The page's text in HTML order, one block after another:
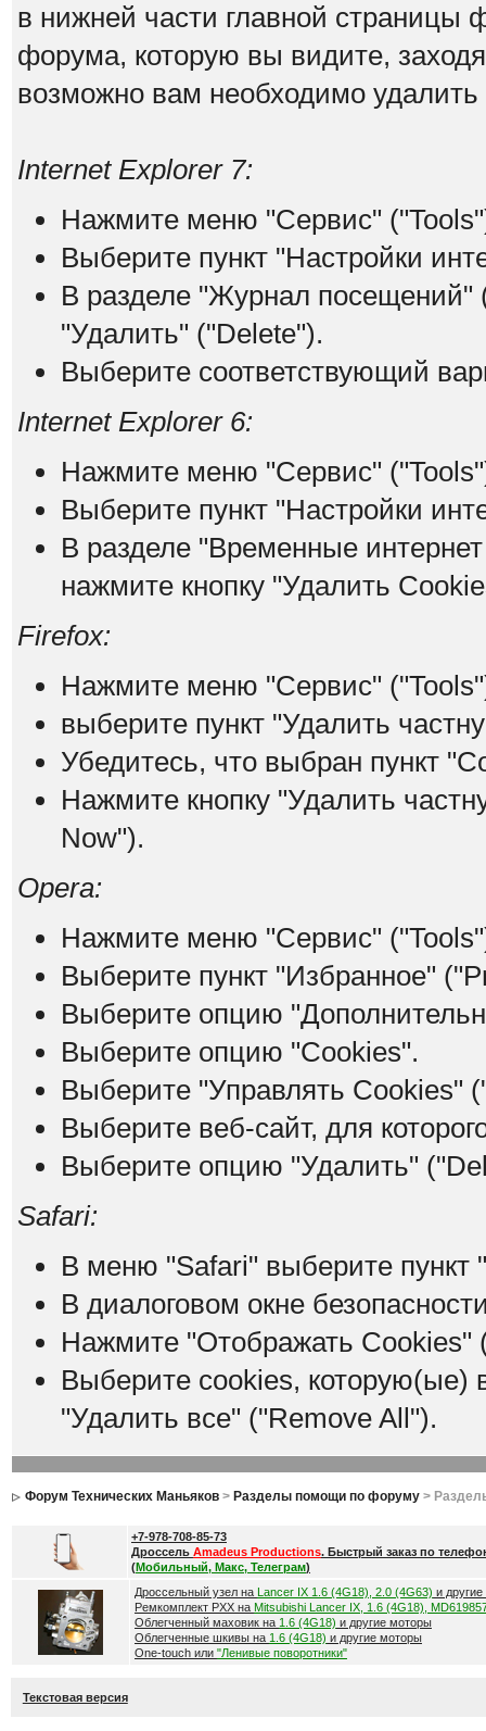
в нижней части главной страницы
форума, которую вы видите,
возможно вам необходимо
Internet Explorer 7:
Нажмите меню "Сервис"
Выберите пункт "Настройки
В разделе "Журнал посещений"
"Удалить" ("Delete").
Выберите соответствующий
Internet Explorer 6:
Нажмите меню "Сервис"
Выберите пункт "Настройки
В разделе "Временные
нажмите кнопку "Удалить
Firefox:
Нажмите меню "Сервис"
выберите пункт "Удалить
Убедитесь, что выбран пункт
Нажмите кнопку "Удалить
Now").
Opera:
Нажмите меню "Сервис"
Выберите пункт "Избранное"
Выберите опцию
Выберите опцию "Cookies".
Выберите "Управлять Cookies"
Выберите веб-сайт, для
Выберите опцию "Удалить"
Safari:
В меню "Safari" выберите пункт
В диалоговом окне
Нажмите "Отображать Cookies"
Выберите cookies, которую(ые)
"Удалить все" ("Remove All").
Форум Технических Маньяков> Разделы помощи по форуму>
+7-978-708-85-73
Дроссель Amadeus Productions. Быстрый заказ по
(Мобильный, Макс, Телеграм)
Дроссельный узел на Lancer IX 1.6 (4G18), 2.0 (4G63) и
Ремкомплект РХХ на Mitsubishi Lancer IX, 1.6 (4G18),
Облегченный маховик на 1.6 (4G18) и другие моторы
Облегченные шкивы на 1.6 (4G18) и другие моторы
One-touch или "Ленивые поворотники"
Текстовая версия